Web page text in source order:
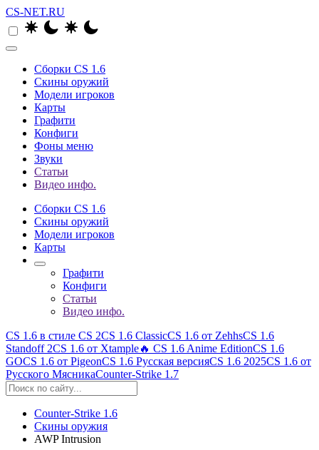
CS-NET.RU
Сборки CS 1.6
Скины оружий
Модели игроков
Карты
Графити
Конфиги
Фоны меню
Звуки
Статьи
Видео инфо.
Сборки CS 1.6
Скины оружий
Модели игроков
Карты
Графити
Конфиги
Статьи
Видео инфо.
CS 1.6 в стиле CS 2CS 1.6 ClassicCS 1.6 от ZehhsCS 1.6
Standoff 2CS 1.6 от Xtample🔥 CS 1.6 Anime EditionCS 1.6
GOCS 1.6 от PigeonCS 1.6 Русская версияCS 1.6 2025CS 1.6 от
Русского МясникаCounter-Strike 1.7
Counter-Strike 1.6
Скины оружия
AWP Intrusion